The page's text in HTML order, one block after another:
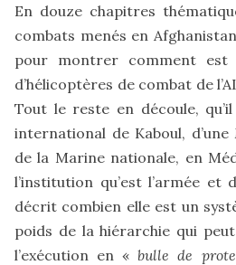
En douze chapitres
combats menés en
pour montrer comment est
d’hélicoptères de combat de
Tout le reste en découle,
international de Kaboul, d’une
de la Marine nationale, en
l’institution qu’est l’armée et
décrit combien elle est un
poids de la hiérarchie qui
l’exécution en «bulle de